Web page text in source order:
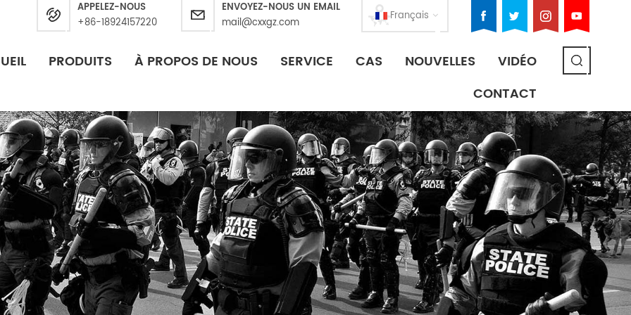
Français
APPELEZ-NOUS
+86-18924157220
ENVOYEZ-NOUS UN EMAIL
mail@cxxgz.com
PRODUITS À PROPOS DE NOUS SERVICE CAS NOUVELLES
VIDÉO
CONTACT